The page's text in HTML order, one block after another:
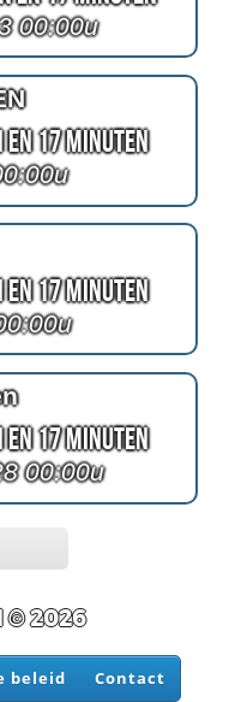
00:00u
en 17 Minuten
en 17 Minuten
en 17 Minuten
00:00u
© 2026
beleid Contact